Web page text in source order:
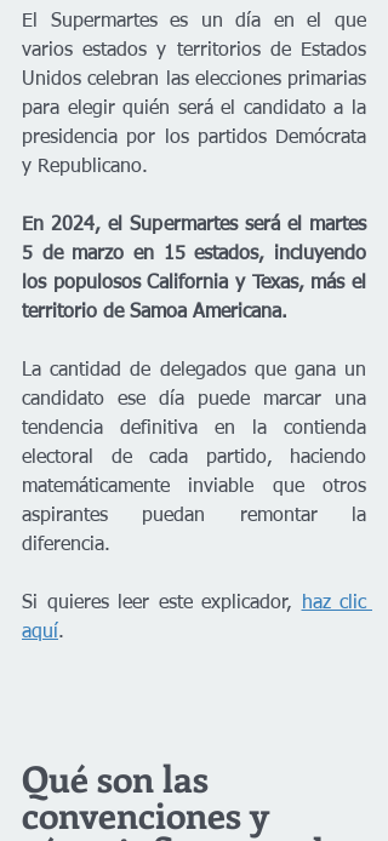
El Supermartes es un día en el que
varios estados y territorios de Estados
Unidos celebran las elecciones primarias
para elegir quién será el candidato a la
presidencia por los partidos Demócrata
y Republicano.
En 2024, el Supermartes será el martes
5 de marzo en 15 estados, incluyendo
los populosos California y Texas, más el
territorio de Samoa Americana.
La cantidad de delegados que gana un
candidato ese día puede marcar una
tendencia definitiva en la contienda
electoral de cada partido, haciendo
matemáticamente inviable que otros
aspirantes puedan remontar la
diferencia.
Si quieres leer este explicador,
haz clic
aquí.
Qué son las
convenciones y